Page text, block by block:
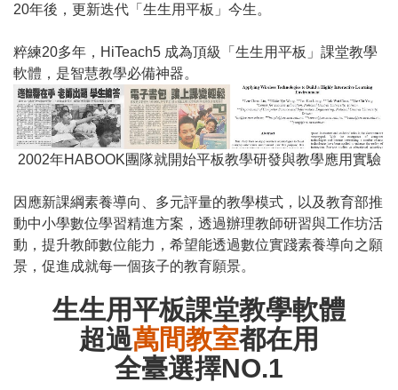
20年後，更新迭代「生生用平板」今生。
粹練20多年，HiTeach5 成為頂級「生生用平板」課堂教學
軟體，是智慧教學必備神器。
2002年HABOOK團隊就開始平板教學研發與教學應用實驗
因應新課綱素養導向、多元評量的教學模式，以及教育部推
動中小學數位學習精進方案，透過辦理教師研習與工作坊活
動，提升教師數位能力，希望能透過數位實踐素養導向之願
景，促進成就每一個孩子的教育願景。
生生用平板課堂教學軟體
超過萬間教室都在用
全臺選擇NO.1